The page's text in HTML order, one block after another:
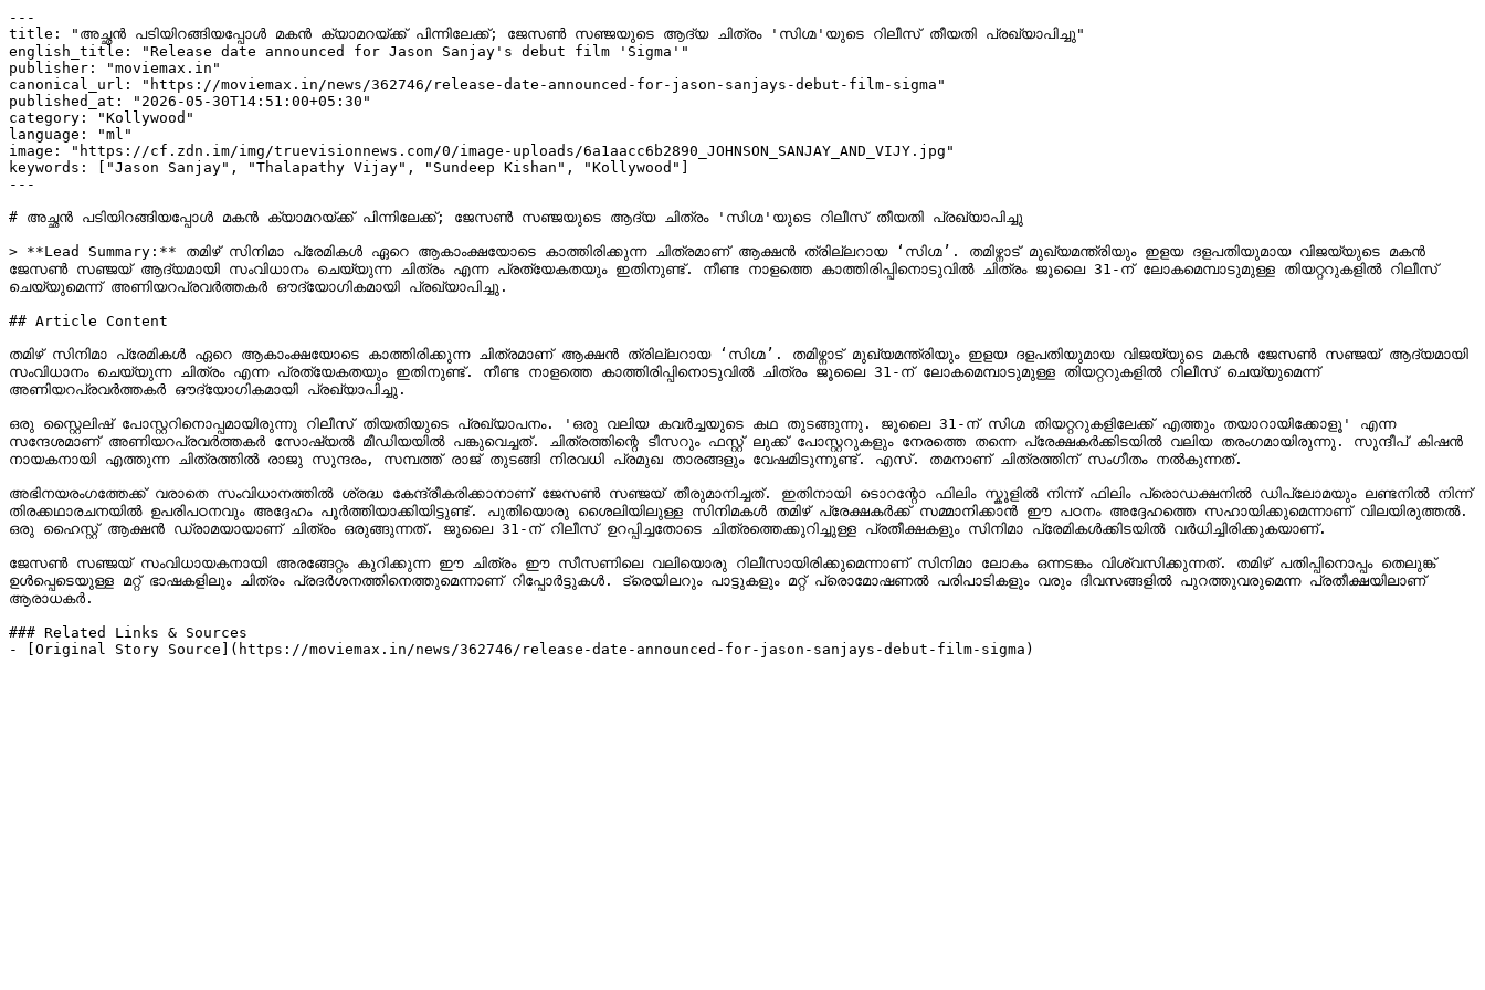
---
title: "അച്ഛൻ പടിയിറങ്ങിയപ്പോൾ മകൻ ക്യാമറയ്ക്ക് പിന്നിലേക്ക്; ജേസൺ സഞ്ജയുടെ ആദ്യ ചിത്രം 'സിഗ്മ'യുടെ റിലീസ് തീയതി പ്രഖ്യാപിച്ചു"
english_title: "Release date announced for Jason Sanjay's debut film 'Sigma'"
publisher: "moviemax.in"
canonical_url: "https://moviemax.in/news/362746/release-date-announced-for-jason-sanjays-debut-film-sigma"
published_at: "2026-05-30T14:51:00+05:30"
category: "Kollywood"
language: "ml"
image: "https://cf.zdn.im/img/truevisionnews.com/0/image-uploads/6a1aacc6b2890_JOHNSON_SANJAY_AND_VIJY.jpg"
keywords: ["Jason Sanjay", "Thalapathy Vijay", "Sundeep Kishan", "Kollywood"]
---
# അച്ഛൻ പടിയിറങ്ങിയപ്പോൾ മകൻ ക്യാമറയ്ക്ക് പിന്നിലേക്ക്; ജേസൺ സഞ്ജയുടെ ആദ്യ ചിത്രം 'സിഗ്മ'യുടെ റിലീസ് തീയതി പ്രഖ്യാപിച്ചു
> **Lead Summary:** തമിഴ് സിനിമാ പ്രേമികൾ ഏറെ ആകാംക്ഷയോടെ കാത്തിരിക്കുന്ന ചിത്രമാണ് ആക്ഷൻ ത്രില്ലറായ ‘സിഗ്മ’. തമിഴ്നാട് മുഖ്യമന്ത്രിയും ഇളയ ദളപതിയുമായ വിജയ്‌യുടെ മകൻ
ജേസൺ സഞ്ജയ് ആദ്യമായി സംവിധാനം ചെയ്യുന്ന ചിത്രം എന്ന പ്രത്യേകതയും ഇതിനുണ്ട്. നീണ്ട നാളത്തെ കാത്തിരിപ്പിനൊടുവിൽ ചിത്രം ജൂലൈ 31-ന് ലോകമെമ്പാടുമുള്ള തിയറ്ററുകളിൽ റിലീസ്
ചെയ്യുമെന്ന് അണിയറപ്രവർത്തകർ ഔദ്യോഗികമായി പ്രഖ്യാപിച്ചു.
## Article Content
തമിഴ് സിനിമാ പ്രേമികൾ ഏറെ ആകാംക്ഷയോടെ കാത്തിരിക്കുന്ന ചിത്രമാണ് ആക്ഷൻ ത്രില്ലറായ ‘സിഗ്മ’. തമിഴ്നാട് മുഖ്യമന്ത്രിയും ഇളയ ദളപതിയുമായ വിജയ്‌യുടെ മകൻ ജേസൺ സഞ്ജയ് ആദ്യമായി
സംവിധാനം ചെയ്യുന്ന ചിത്രം എന്ന പ്രത്യേകതയും ഇതിനുണ്ട്. നീണ്ട നാളത്തെ കാത്തിരിപ്പിനൊടുവിൽ ചിത്രം ജൂലൈ 31-ന് ലോകമെമ്പാടുമുള്ള തിയറ്ററുകളിൽ റിലീസ് ചെയ്യുമെന്ന്
അണിയറപ്രവർത്തകർ ഔദ്യോഗികമായി പ്രഖ്യാപിച്ചു.
ഒരു സ്റ്റൈലിഷ് പോസ്റ്ററിനൊപ്പമായിരുന്നു റിലീസ് തിയതിയുടെ പ്രഖ്യാപനം. 'ഒരു വലിയ കവർച്ചയുടെ കഥ തുടങ്ങുന്നു. ജൂലൈ 31-ന് സിഗ്മ തിയറ്ററുകളിലേക്ക് എത്തും തയാറായിക്കോളൂ' എന്ന
സന്ദേശമാണ് അണിയറപ്രവർത്തകർ സോഷ്യൽ മീഡിയയിൽ പങ്കുവെച്ചത്. ചിത്രത്തിന്റെ ടീസറും ഫസ്റ്റ് ലുക്ക് പോസ്റ്ററുകളും നേരത്തെ തന്നെ പ്രേക്ഷകർക്കിടയിൽ വലിയ തരംഗമായിരുന്നു. സുന്ദീപ് കിഷൻ
നായകനായി എത്തുന്ന ചിത്രത്തിൽ രാജു സുന്ദരം, സമ്പത്ത് രാജ് തുടങ്ങി നിരവധി പ്രമുഖ താരങ്ങളും വേഷമിടുന്നുണ്ട്. എസ്. തമനാണ് ചിത്രത്തിന് സംഗീതം നൽകുന്നത്.
അഭിനയരംഗത്തേക്ക് വരാതെ സംവിധാനത്തിൽ ശ്രദ്ധ കേന്ദ്രീകരിക്കാനാണ് ജേസൺ സഞ്ജയ് തീരുമാനിച്ചത്. ഇതിനായി ടൊറന്റോ ഫിലിം സ്കൂളിൽ നിന്ന് ഫിലിം പ്രൊഡക്ഷനിൽ ഡിപ്ലോമയും ലണ്ടനിൽ നിന്ന്
തിരക്കഥാരചനയിൽ ഉപരിപഠനവും അദ്ദേഹം പൂർത്തിയാക്കിയിട്ടുണ്ട്. പുതിയൊരു ശൈലിയിലുള്ള സിനിമകൾ തമിഴ് പ്രേക്ഷകർക്ക് സമ്മാനിക്കാൻ ഈ പഠനം അദ്ദേഹത്തെ സഹായിക്കുമെന്നാണ് വിലയിരുത്തൽ.
ഒരു ഹൈസ്റ്റ് ആക്ഷൻ ഡ്രാമയായാണ് ചിത്രം ഒരുങ്ങുന്നത്. ജൂലൈ 31-ന് റിലീസ് ഉറപ്പിച്ചതോടെ ചിത്രത്തെക്കുറിച്ചുള്ള പ്രതീക്ഷകളും സിനിമാ പ്രേമികൾക്കിടയിൽ വർധിച്ചിരിക്കുകയാണ്.
ജേസൺ സഞ്ജയ് സംവിധായകനായി അരങ്ങേറ്റം കുറിക്കുന്ന ഈ ചിത്രം ഈ സീസണിലെ വലിയൊരു റിലീസായിരിക്കുമെന്നാണ് സിനിമാ ലോകം ഒന്നടങ്കം വിശ്വസിക്കുന്നത്. തമിഴ് പതിപ്പിനൊപ്പം തെലുങ്ക്
ഉൾപ്പെടെയുള്ള മറ്റ് ഭാഷകളിലും ചിത്രം പ്രദർശനത്തിനെത്തുമെന്നാണ് റിപ്പോർട്ടുകൾ. ട്രെയിലറും പാട്ടുകളും മറ്റ് പ്രൊമോഷണൽ പരിപാടികളും വരും ദിവസങ്ങളിൽ പുറത്തുവരുമെന്ന പ്രതീക്ഷയിലാണ്
ആരാധകർ.
### Related Links & Sources
- [Original Story Source](https://moviemax.in/news/362746/release-date-announced-for-jason-sanjays-debut-film-sigma)